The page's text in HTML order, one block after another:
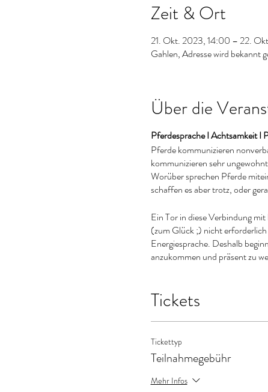
Zeit & Ort
21. Okt. 2023, 14:00 – 22.
Gahlen, Adresse wird bekannt
Über die
Pferdesprache I Achtsamkeit I
Pferde kommunizieren
kommunizieren sehr
Worüber sprechen Pferde
schaffen es aber trotz, oder
Ein Tor in diese Verbindung
(zum Glück ;) nicht erforderlich
Energiesprache. Deshalb
anzukommen und präsent zu
Über mich
eingehend studiert habe und
tiefe Verbindung, sowie
Coaching bin ich in der Lage
Pferdesprache ist
Energie wir es tun.
Tickets
Tickettyp
Teilnahmegebühr
Mehr Infos